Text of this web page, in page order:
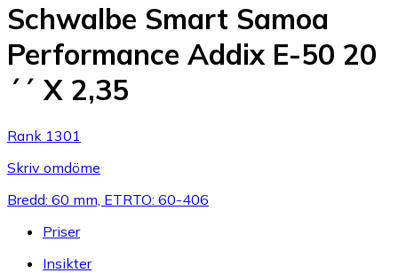
Schwalbe Smart Samoa
Performance Addix E-50 20
´´ X 2,35
Rank 1301
Skriv omdöme
Bredd: 60 mm, ETRTO: 60-406
Priser
Insikter